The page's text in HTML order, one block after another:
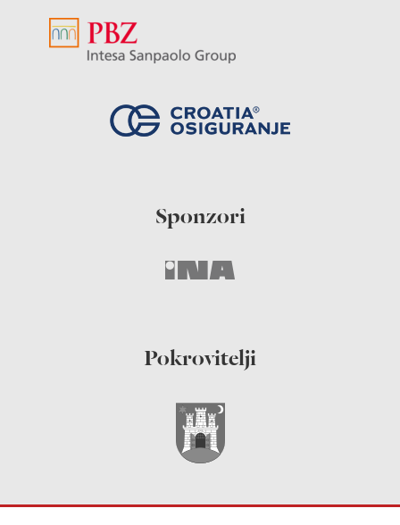
Sponzori
Pokrovitelji